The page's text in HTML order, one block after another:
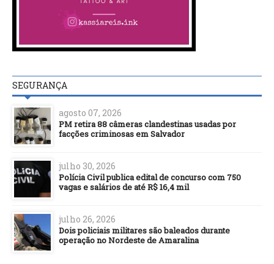
SEGURANÇA
agosto 07, 2026
PM retira 88 câmeras clandestinas usadas por
facções criminosas em Salvador
julho 30, 2026
Polícia Civil publica edital de concurso com 750
vagas e salários de até R$ 16,4 mil
julho 26, 2026
Dois policiais militares são baleados durante
operação no Nordeste de Amaralina